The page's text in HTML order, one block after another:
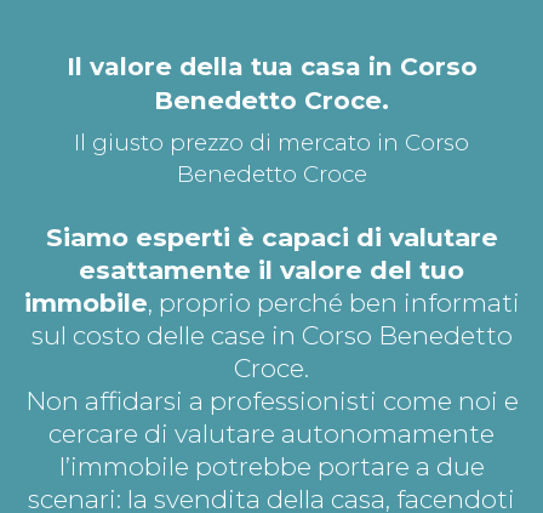
Il valore della tua casa in Corso
Benedetto Croce.
Il giusto prezzo di mercato in Corso
Benedetto Croce
Siamo esperti è capaci di valutare
esattamente il valore del tuo
immobile, proprio perché ben informati
sul costo delle case in Corso Benedetto
Croce.
Non affidarsi a professionisti come noi e
cercare di valutare autonomamente
l’immobile potrebbe portare a due
scenari: la svendita della casa, facendoti